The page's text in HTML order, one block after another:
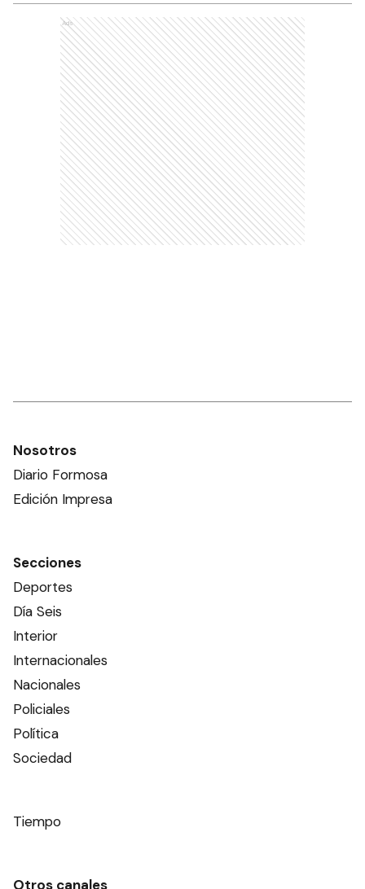
Ads
Nosotros
Diario Formosa
Edición Impresa
Secciones
Deportes
Día Seis
Interior
Internacionales
Nacionales
Policiales
Política
Sociedad
Tiempo
Otros canales